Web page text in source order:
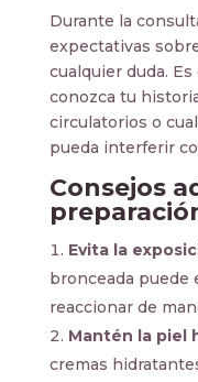
Durante la
expectativas
cualquier duda.
conozca tu
circulatorios o
pueda interferir
Consejos
Evita la
bronceada puede
reaccionar de
Mantén la piel
cremas